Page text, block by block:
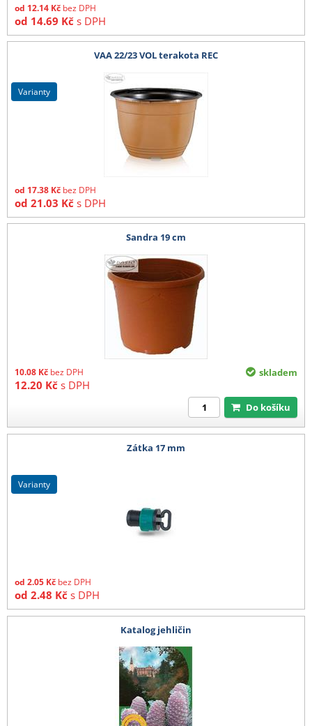
od 12.14 Kč bez DPH
od 14.69 Kč s DPH
VAA 22/23 VOL terakota REC
od 17.38 Kč bez DPH
od 21.03 Kč s DPH
varianty
Sandra 19 cm
10.08 Kč bez DPH
12.20 Kč s DPH
skladem
Do košíku
Zátka 17 mm
od 2.05 Kč bez DPH
od 2.48 Kč s DPH
varianty
Katalog jehličin